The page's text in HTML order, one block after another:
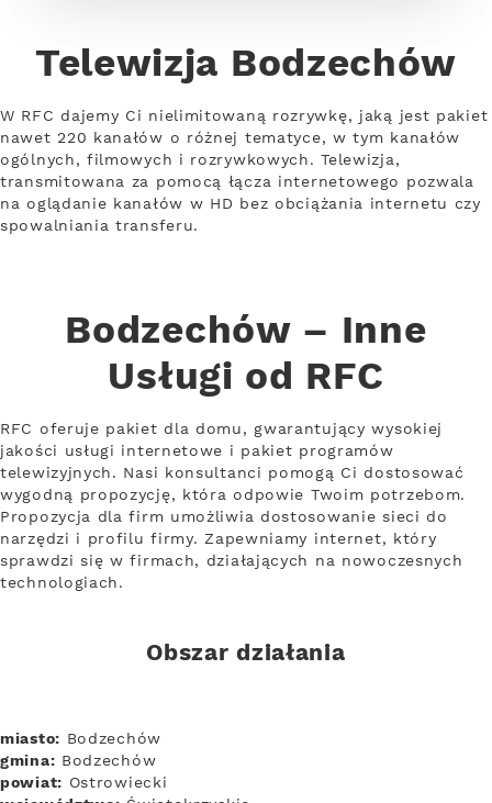
Telewizja Bodzechów
W RFC dajemy Ci nielimitowaną rozrywkę, jaką jest pakiet
nawet 220 kanałów o różnej tematyce, w tym kanałów
ogólnych, filmowych i rozrywkowych. Telewizja,
transmitowana za pomocą łącza internetowego pozwala
na oglądanie kanałów w HD bez obciążania internetu czy
spowalniania transferu.
Bodzechów – Inne
Usługi od RFC
RFC oferuje pakiet dla domu, gwarantujący wysokiej
jakości usługi internetowe i pakiet programów
telewizyjnych. Nasi konsultanci pomogą Ci dostosować
wygodną propozycję, która odpowie Twoim potrzebom.
Propozycja dla firm umożliwia dostosowanie sieci do
narzędzi i profilu firmy. Zapewniamy internet, który
sprawdzi się w firmach, działających na nowoczesnych
technologiach.
Obszar działania
miasto: Bodzechów
gmina: Bodzechów
powiat: Ostrowiecki